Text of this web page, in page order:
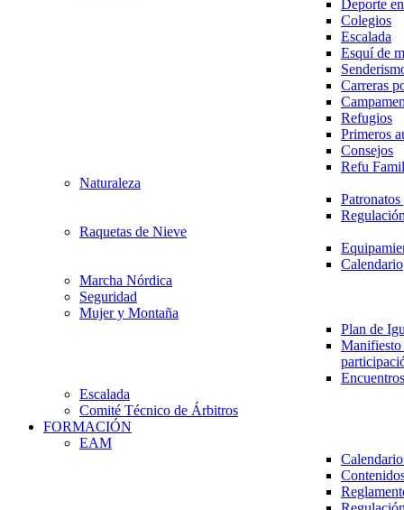
Deporte
Colegios
Escalada
Esquí de
Carreras
Refugios
Primeros
Consejos
Refu
Naturaleza
Raquetas de Nieve
Calendario
Marcha Nórdica
Seguridad
Mujer y Montaña
Plan de
Escalada
Comité Técnico de Árbitros
FORMACIÓN
EAM